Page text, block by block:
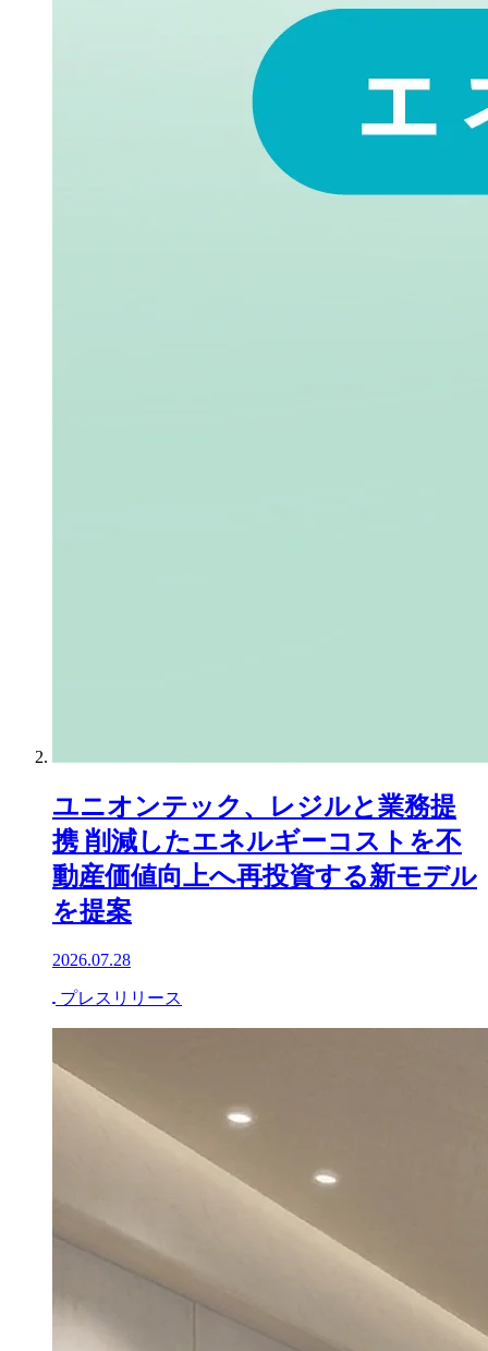
ユニオンテック、レジルと業務提
携 削減したエネルギーコストを不
動産価値向上へ再投資する新モデル
プレスリリース